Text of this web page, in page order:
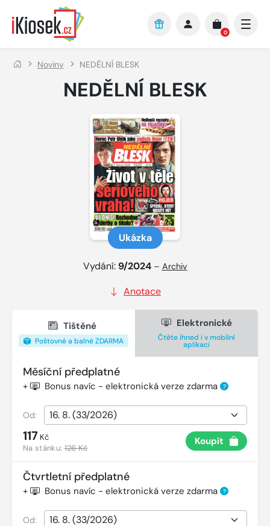
Přejít na hlavní obsah
0
Noviny NEDĚLNÍ BLESK
NEDĚLNÍ BLESK
Ukázka
Vydání: 9/2024 – Archiv
Anotace
Tištěné
Poštovné a balné ZDARMA
Elektronické
Čtěte ihned i v mobilní
aplikaci
Měsíční předplatné
+ Bonus navíc - elektronická verze zdarma ?
Od:
117 Kč
Na stánku:126 Kč
Koupit
Čtvrtletní předplatné
+ Bonus navíc - elektronická verze zdarma ?
Od: